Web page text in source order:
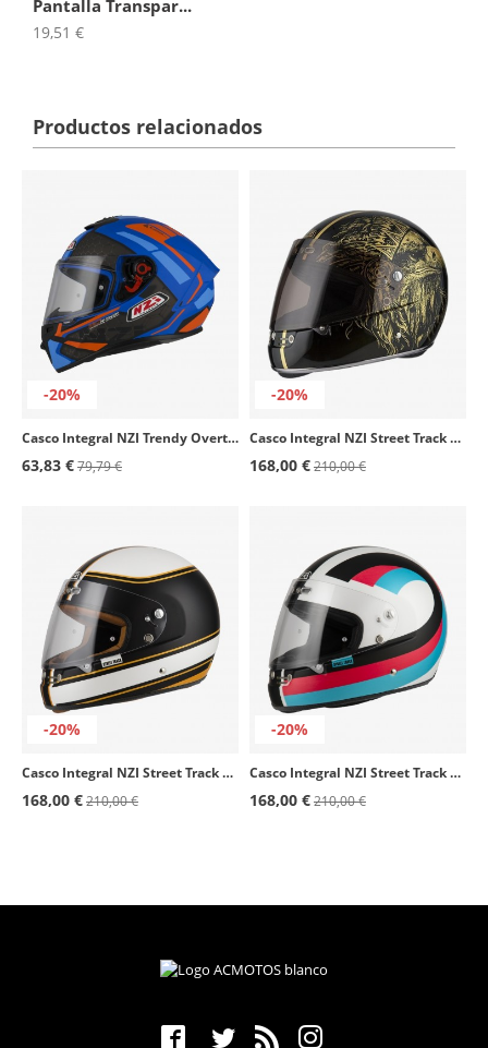
Pantalla Transpar...
19,51 €
Productos relacionados
-20%
Casco Integral NZI Trendy Overtaking Azul mate
63,83 €79,79 €
-20%
Casco Integral NZI Street Track 4 Boss Gold
168,00 €210,00 €
-20%
Casco Integral NZI Street Track 4 Outline Negro y naranja mate
168,00 €210,00 €
-20%
Casco Integral NZI Street Track 4 Waves Blanco y negro mate
168,00 €210,00 €